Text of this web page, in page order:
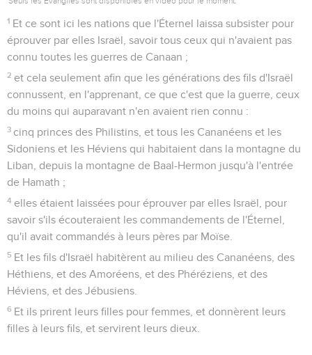
1 Et ce sont ici les nations que l'Éternel laissa subsister pour
éprouver par elles Israël, savoir tous ceux qui n'avaient pas
connu toutes les guerres de Canaan ;
2 et cela seulement afin que les générations des fils d'Israël
connussent, en l'apprenant, ce que c'est que la guerre, ceux
du moins qui auparavant n'en avaient rien connu :
3 cinq princes des Philistins, et tous les Cananéens et les
Sidoniens et les Héviens qui habitaient dans la montagne du
Liban, depuis la montagne de Baal-Hermon jusqu'à l'entrée
de Hamath ;
4 elles étaient laissées pour éprouver par elles Israël, pour
savoir s'ils écouteraient les commandements de l'Éternel,
qu'il avait commandés à leurs pères par Moïse.
5 Et les fils d'Israël habitèrent au milieu des Cananéens, des
Héthiens, et des Amoréens, et des Phéréziens, et des
Héviens, et des Jébusiens.
6 Et ils prirent leurs filles pour femmes, et donnèrent leurs
filles à leurs fils, et servirent leurs dieux.